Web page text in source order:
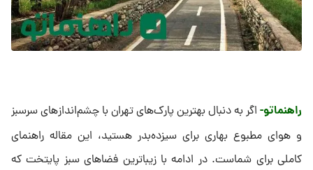
راهنماتو- اگر به دنبال بهترین پارک‌های تهران با چشم‌اندازهای سرسبز
و هوای مطبوع بهاری برای سیزده‌بدر هستید، این مقاله راهنمای
کاملی برای شماست. در ادامه با زیباترین فضاهای سبز پایتخت که